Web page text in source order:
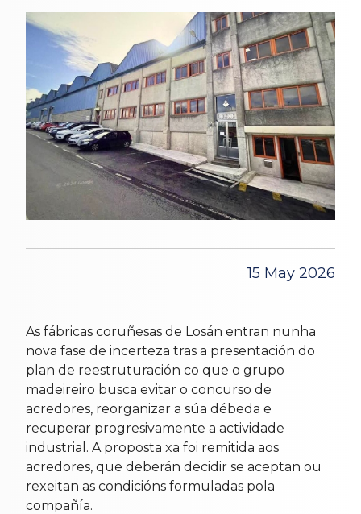
15 May 2026
As fábricas coruñesas de Losán entran nunha
nova fase de incerteza tras a presentación do
plan de reestruturación co que o grupo
madeireiro busca evitar o concurso de
acredores, reorganizar a súa débeda e
recuperar progresivamente a actividade
industrial. A proposta xa foi remitida aos
acredores, que deberán decidir se aceptan ou
rexeitan as condicións formuladas pola
compañía.